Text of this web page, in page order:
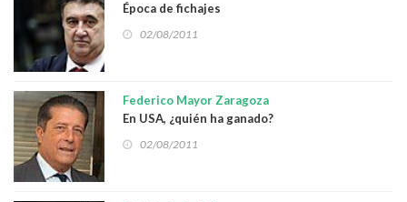
Época de fichajes
02/08/2011
Federico Mayor Zaragoza
En USA, ¿quién ha ganado?
02/08/2011